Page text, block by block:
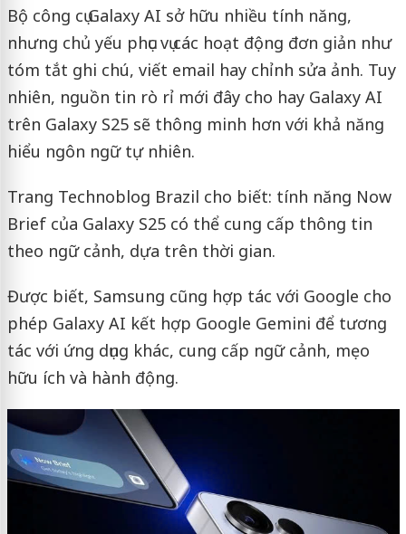
Bộ công cụ Galaxy AI sở hữu nhiều tính năng,
nhưng chủ yếu phục vụ các hoạt động đơn giản như
tóm tắt ghi chú, viết email hay chỉnh sửa ảnh. Tuy
nhiên, nguồn tin rò rỉ mới đây cho hay Galaxy AI
trên Galaxy S25 sẽ thông minh hơn với khả năng
hiểu ngôn ngữ tự nhiên.
Trang Technoblog Brazil cho biết: tính năng Now
Brief của Galaxy S25 có thể cung cấp thông tin
theo ngữ cảnh, dựa trên thời gian.
Được biết, Samsung cũng hợp tác với Google cho
phép Galaxy AI kết hợp Google Gemini để tương
tác với ứng dụng khác, cung cấp ngữ cảnh, mẹo
hữu ích và hành động.